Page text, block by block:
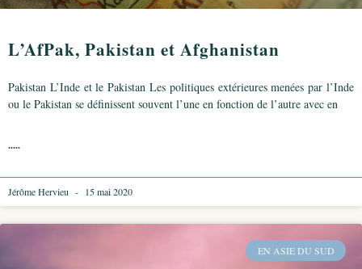
L’AfPak, Pakistan et Afghanistan
Pakistan L’Inde et le Pakistan Les politiques extérieures menées par l’Inde
ou le Pakistan se définissent souvent l’une en fonction de l’autre avec en
.....
Jérôme Hervieu 15 mai 2020
EN ASIE DU SUD